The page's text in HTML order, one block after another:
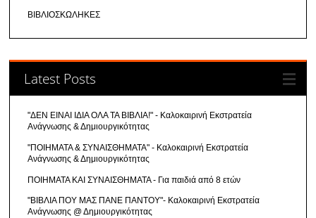
ΒΙΒΛΙΟΣΚΩΛΗΚΕΣ
Latest Posts
"ΔΕΝ ΕΙΝΑΙ ΙΔΙΑ ΟΛΑ ΤΑ ΒΙΒΛΙΑ!" - Καλοκαιρινή Εκστρατεία
Ανάγνωσης & Δημιουργικότητας
"ΠΟΙΗΜΑΤΑ & ΣΥΝΑΙΣΘΗΜΑΤΑ" - Καλοκαιρινή Εκστρατεία
Ανάγνωσης & Δημιουργικότητας
ΠΟΙΗΜΑΤΑ ΚΑΙ ΣΥΝΑΙΣΘΗΜΑΤΑ - Για παιδιά από 8 ετών
"ΒΙΒΛΙΑ ΠΟΥ ΜΑΣ ΠΑΝΕ ΠΑΝΤΟΥ"- Καλοκαιρινή Εκστρατεία
Ανάγνωσης @ Δημιουργικότητας